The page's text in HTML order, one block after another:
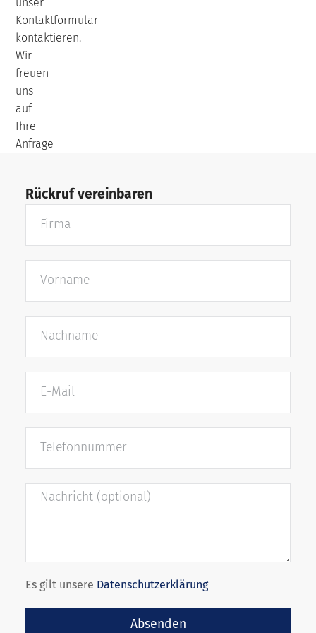
Kontaktformular
kontaktieren.
Wir
freuen
uns
auf
Ihre
Anfrage
Rückruf vereinbaren
Es gilt unsere Datenschutzerklärung
Absenden